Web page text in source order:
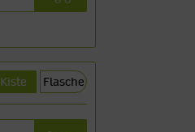
Kiste Flasche